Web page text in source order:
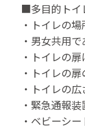
■多目的トイ
・トイレの
・男女共用で
・トイレの
・トイレの
・トイレの
・緊急通報
・ベビーシ